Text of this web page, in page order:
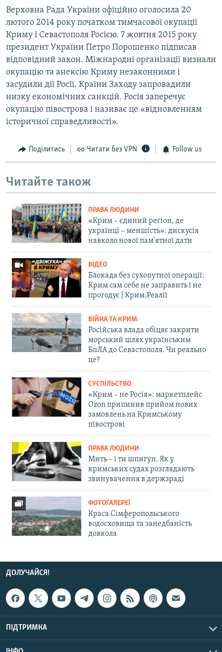
Верховна Рада України офіційно оголосила 20
лютого 2014 року початком тимчасової окупації
Криму і Севастополя Росією. 7 жовтня 2015 року
президент України Петро Порошенко підписав
відповідний закон. Міжнародні організації визнали
окупацію та анексію Криму незаконними і
засудили дії Росії. Країни Заходу запровадили
низку економічних санкцій. Росія заперечує
окупацію півострова і називає це «відновленням
історичної справедливості».
Поділитись Читати без VPN Follow us
Читайте також
ПРАВА ЛЮДИНИ
«Крим – єдиний регіон, де
українці – меншість»: дискусія
навколо нової пам'ятної дати
ВІДЕО
Блокада без сухопутної операції:
Крим сам себе не заправить і не
прогодує | Крим.Реалії
ВІЙНА ТА КРИМ
Російська влада обіцяє закрити
морський шлях українським
БпЛА до Севастополя. Чи реально
це?
СУСПІЛЬСТВО
«Крим – не Росія»: маркетплейс
Ozon припинив прийом нових
замовлень на Кримському
півострові
ПРАВА ЛЮДИНИ
Мить – і ти шпигун. Як у
кримських судах розглядають
звинувачення в держзраді
ФОТОГАЛЕРЕЇ
Краса Сімферопольського
водосховища та занедбаність
довкола
ДОЛУЧАЙСЯ!
ПІДТРИМКА